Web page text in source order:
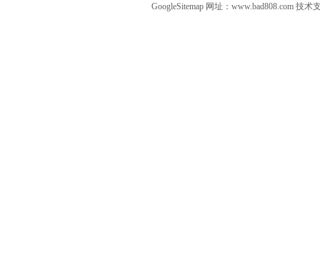
GoogleSitemap 网址：www.bad808.com 技